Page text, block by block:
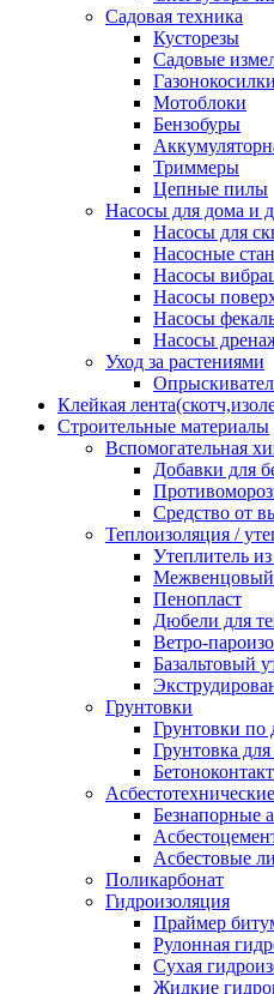
Садовая техника
Кусторезы
Садовые
Газонокосилки
Мотоблоки
Бензобуры
Триммеры
Цепные пилы
Насосы для дома и
Насосы для
Насосные
Насосы
Насосы
Насосы
Насосы
Уход за растениями
Клейкая
Строительные материалы
Вспомогательная
Добавки для
Средство от
Теплоизоляция /
Утеплитель
Межвенцовый
Пенопласт
Дюбели для
Ветро-
Базальтовый
Грунтовки
Грунтовки по
Грунтовка
Бетоноконтакт
Безнапорные
Асбестовые
Поликарбонат
Гидроизоляция
Праймер
Рулонная
Сухая
Жидкие